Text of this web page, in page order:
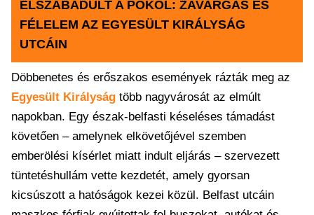
ELSZABADULT A POKOL: ZAVARGÁS ÉS
FÉLELEM AZ EGYESÜLT KIRÁLYSÁG
UTCÁIN
Döbbenetes és erőszakos események rázták meg az
Egyesült Királyság több nagyvárosát az elmúlt
napokban. Egy észak-belfasti késeléses támadást
követően – amelynek elkövetőjével szemben
emberölési kísérlet miatt indult eljárás – szervezett
tüntetéshullám vette kezdetét, amely gyorsan
kicsúszott a hatóságok kezei közül. Belfast utcáin